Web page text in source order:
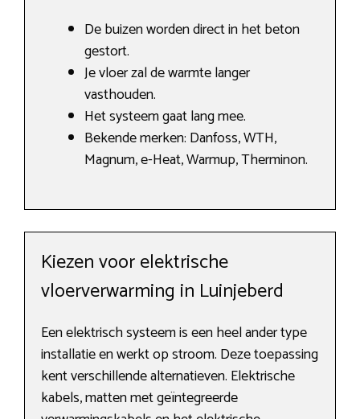
De buizen worden direct in het beton
gestort.
Je vloer zal de warmte langer
vasthouden.
Het systeem gaat lang mee.
Bekende merken: Danfoss, WTH,
Magnum, e-Heat, Warmup, Therminon.
Kiezen voor elektrische
vloerverwarming in Luinjeberd
Een elektrisch systeem is een heel ander type
installatie en werkt op stroom. Deze toepassing
kent verschillende alternatieven. Elektrische
kabels, matten met geïntegreerde